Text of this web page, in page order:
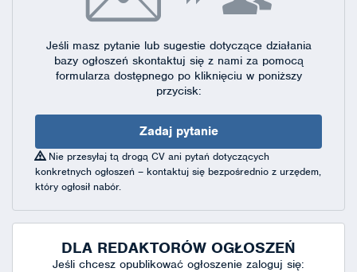
Jeśli masz pytanie lub sugestie dotyczące działania
bazy ogłoszeń skontaktuj się z nami za pomocą
formularza dostępnegopo kliknięciu w poniższy
przycisk:
Zadaj pytanie
Nie przesyłaj tą drogą CV ani pytań dotyczących
konkretnych ogłoszeń – kontaktuj się bezpośrednio z urzędem,
który ogłosił nabór.
DLA REDAKTORÓW OGŁOSZEŃ
Jeśli chcesz opublikować ogłoszenie zaloguj się: